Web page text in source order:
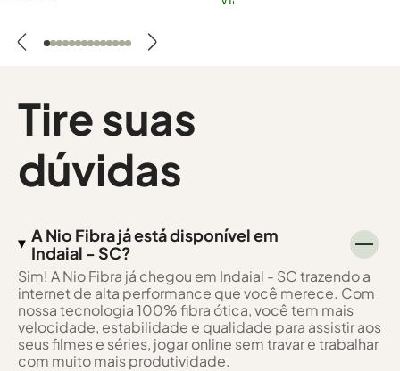
Tire suas
dúvidas
A Nio Fibra já está disponível em
Indaial - SC?
Sim! A Nio Fibra já chegou em Indaial - SC trazendo a
internet de alta performance que você merece. Com
nossa tecnologia 100% fibra ótica, você tem mais
velocidade, estabilidade e qualidade para assistir aos
seus filmes e séries, jogar online sem travar e trabalhar
com muito mais produtividade.